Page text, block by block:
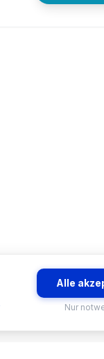
Alle
Nur